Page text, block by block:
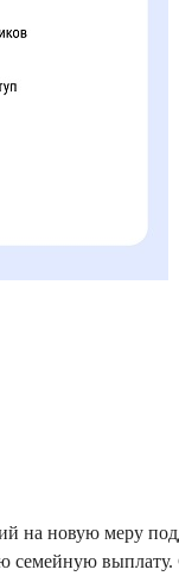
на новую меру
семейную